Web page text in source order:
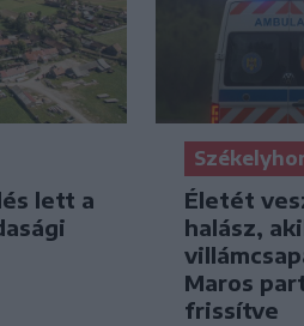
lett a
Életét
halász,
Maros
frissítve